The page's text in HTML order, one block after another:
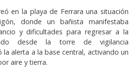
en la playa de Ferrara una situación
donde un bañista manifestaba
y dificultades para regresar a la
desde la torre de vigilancia
alerta a la base central, activando un
aire y tierra.